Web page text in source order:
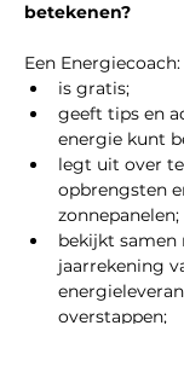
betekenen?
Een Energiecoach:
is gratis;
geeft tips en
energie kunt
legt uit over
opbrengsten
zonnepanelen;
bekijkt samen
jaarrekening
overstappen;